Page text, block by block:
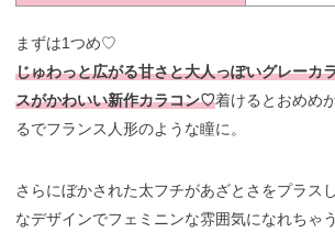
まずは1つめ♡
じゅわっと広がる甘さと大人っぽいグレーカ
スがかわいい新作カラコン♡着けるとおめめ
るでフランス人形のような瞳に。
さらにぼかされた太フチがあざとさをプラス
なデザインでフェミニンな雰囲気になれちゃ